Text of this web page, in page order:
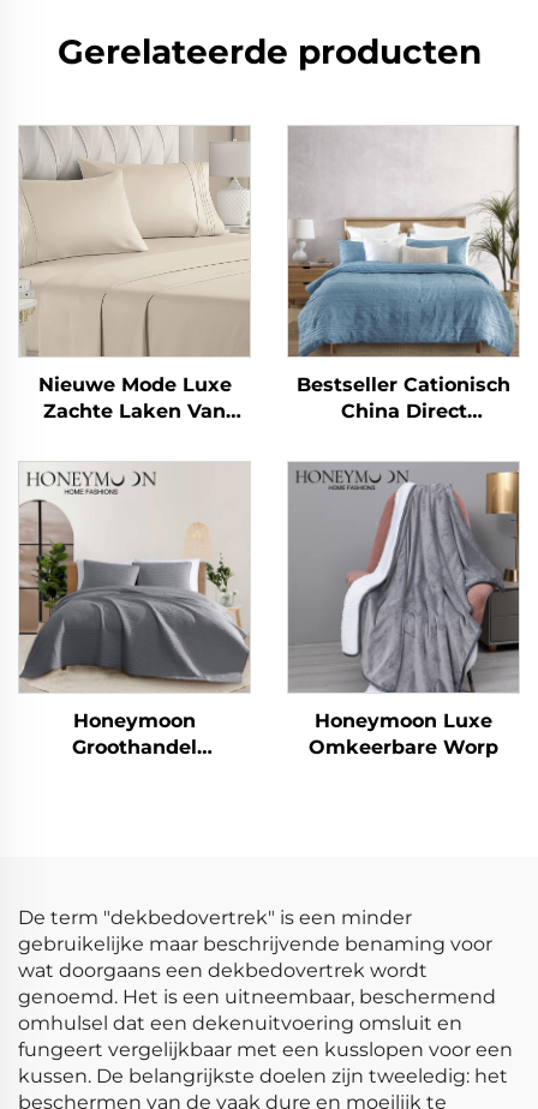
Gerelateerde producten
Nieuwe Mode Luxe
Zachte Laken Van
Microvezel 90gsm
Voor Gewassen
Zijdeachtige Laken Set
Voor Alle Seizoenen
Bestseller Cationisch
China Direct
Microvezel Gerimpeld
Solide Duvetsets
Honeymoon
Groothandel
Honeymoon Luxe
Omkeerbare Worp
De term "dekbedovertrek" is een minder
gebruikelijke maar beschrijvende benaming voor
wat doorgaans een dekbedovertrek wordt
genoemd. Het is een uitneembaar, beschermend
omhulsel dat een dekenuitvoering omsluit en
fungeert vergelijkbaar met een kusslopen voor een
kussen. De belangrijkste doelen zijn tweeledig: het
beschermen van de vaak dure en moeilijk te